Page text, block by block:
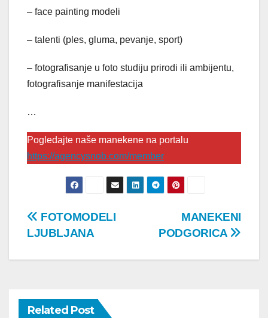
– face painting modeli
– talenti (ples, gluma, pevanje, sport)
– fotografisanje u foto studiju prirodi ili ambijentu,
fotografisanje manifestacija
…
Pogledajte naše manekene na portalu
https://agencysnob.com/member
Post
MANEKENI
PODGORICA
FOTOMODELI
LJUBLJANA
Related Post